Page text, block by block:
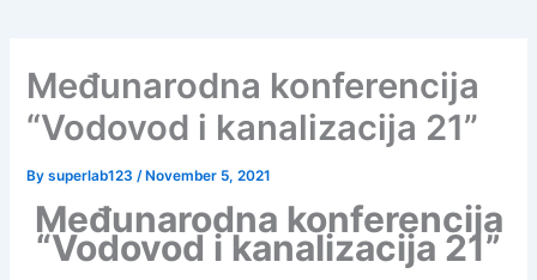
Međunarodna konferencija
“Vodovod i kanalizacija 21”
Bysuperlab123/ November 5, 2021
Međunarodna konferencija
“Vodovod i kanalizacija 21”